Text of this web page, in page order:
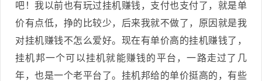
吧！我以前也有玩过挂机赚钱，支付也支付了，就是单
价有点低，挣的比较少，后来我就不做了，原因就是我
对挂机赚钱不怎么爱好。现在有单价高的挂机赚钱了，
挂机邦一个可以挂机就能赚钱的平台，一路走过了几
年，也是一个老平台了。挂机邦给的单价挺高的，有些